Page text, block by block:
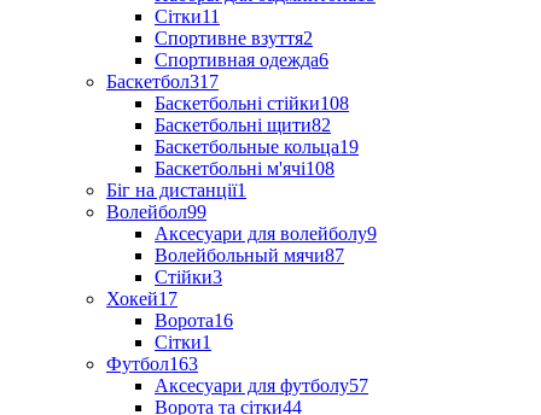
Сітки11
Спортивне взуття2
Спортивная одежда6
Баскетбол317
Баскетбольні стійки108
Баскетбольні щити82
Баскетбольные кольца19
Баскетбольні м'ячі108
Біг на дистанції1
Волейбол99
Аксесуари для волейболу9
Волейбольный мячи87
Стійки3
Хокей17
Ворота16
Сітки1
Футбол163
Аксесуари для футболу57
Ворота та сітки44